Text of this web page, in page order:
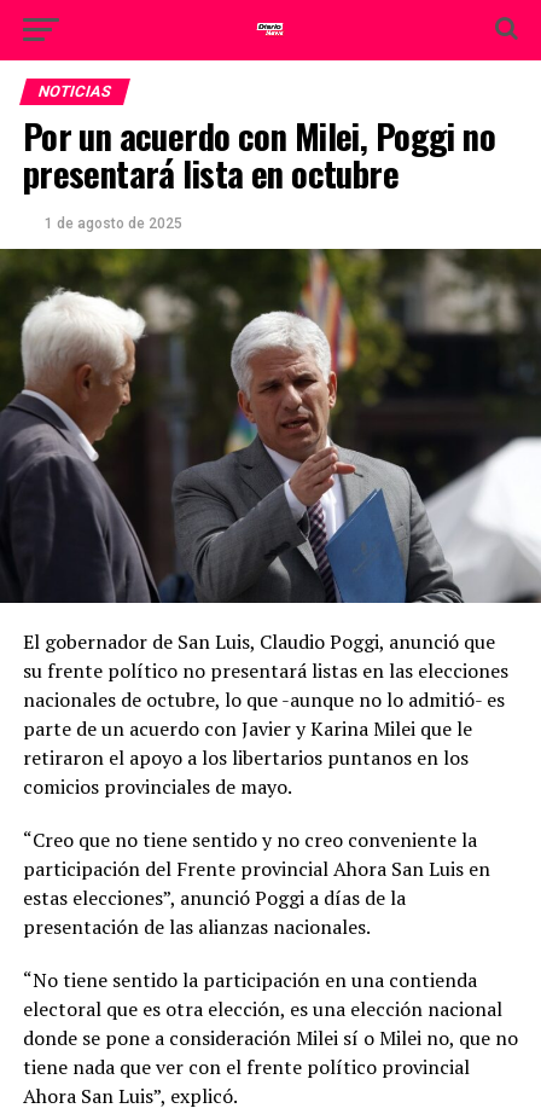
NOTICIAS
Por un acuerdo con Milei, Poggi no
presentará lista en octubre
1 de agosto de 2025
El gobernador de San Luis, Claudio Poggi, anunció que
su frente político no presentará listas en las elecciones
nacionales de octubre, lo que -aunque no lo admitió- es
parte de un acuerdo con Javier y Karina Milei que le
retiraron el apoyo a los libertarios puntanos en los
comicios provinciales de mayo.
“Creo que no tiene sentido y no creo conveniente la
participación del Frente provincial Ahora San Luis en
estas elecciones”, anunció Poggi a días de la
presentación de las alianzas nacionales.
“No tiene sentido la participación en una contienda
electoral que es otra elección, es una elección nacional
donde se pone a consideración Milei sí o Milei no, que no
tiene nada que ver con el frente político provincial
Ahora San Luis”, explicó.